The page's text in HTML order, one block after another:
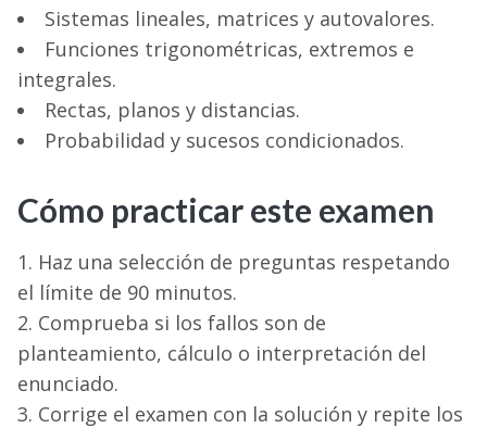
Sistemas lineales, matrices y autovalores.
Funciones trigonométricas, extremos e
integrales.
Rectas, planos y distancias.
Probabilidad y sucesos condicionados.
Cómo practicar este examen
Haz una selección de preguntas respetando
el límite de 90 minutos.
Comprueba si los fallos son de
planteamiento, cálculo o interpretación del
enunciado.
Corrige el examen con la solución y repite los